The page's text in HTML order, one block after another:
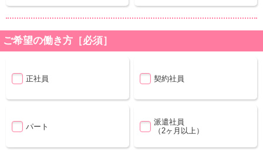
ご希望の働き方［必須］
正社員 契約社員
パート
派遣社員
（2ヶ月以上）